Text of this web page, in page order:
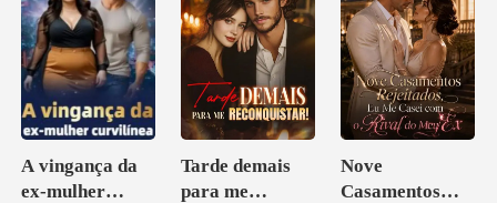
A vingança da
ex-mulher
Tarde demais
para me
Nove
Casamentos